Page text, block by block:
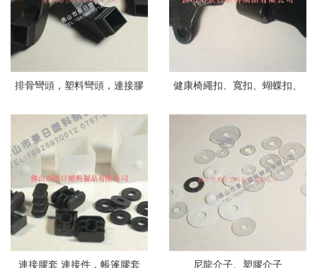
排骨彎頭，塑料彎頭，連接膠
頭
健康椅繩扣、寬扣、蝴蝶扣、
雙層扣、
連接膠套 連接件，帳篷膠套 尼龍介子、塑膠介子